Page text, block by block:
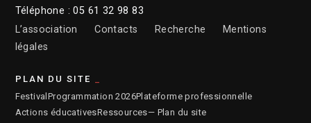
Téléphone : 05 61 32 98 83
L’association
Contacts Recherche
Mentions
légales
PLAN DU SITE
Festival Programmation 2026Plateforme professionnelle
Actions éducativesRessources— Plan du site